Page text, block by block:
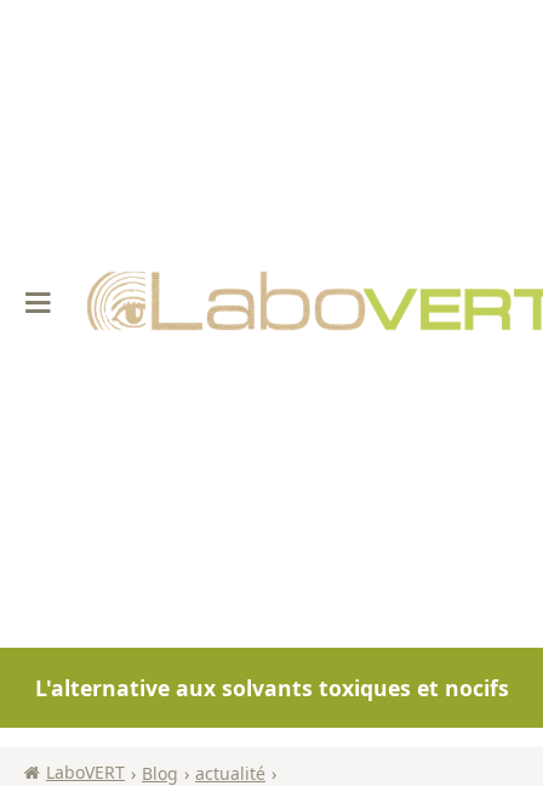
L'alternative aux solvants toxiques et nocifs
LaboVERT › Blog › actualité ›